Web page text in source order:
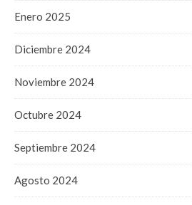
Enero 2025
Diciembre 2024
Noviembre 2024
Octubre 2024
Septiembre 2024
Agosto 2024